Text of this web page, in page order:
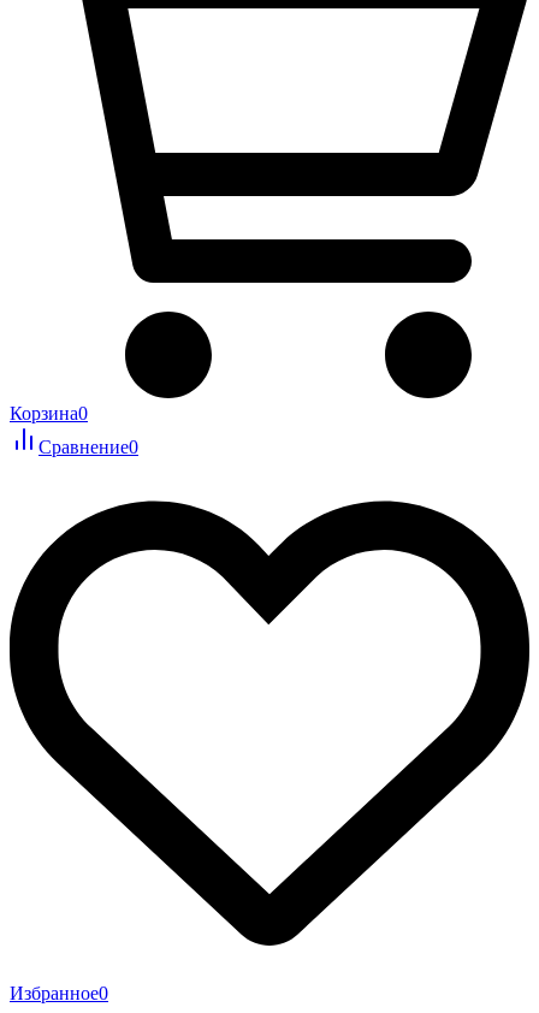
Корзина0
Сравнение0
Избранное0